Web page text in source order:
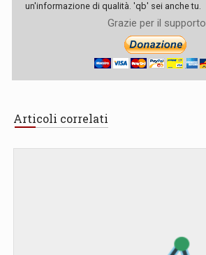
un'informazione di qualità. 'qb' sei anche tu.
Grazie per il supporto
Articoli correlati